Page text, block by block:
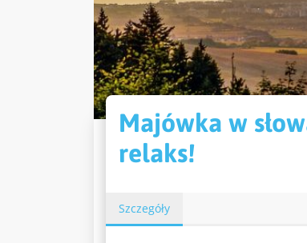
Majówka w
relaks!
Szczegóły